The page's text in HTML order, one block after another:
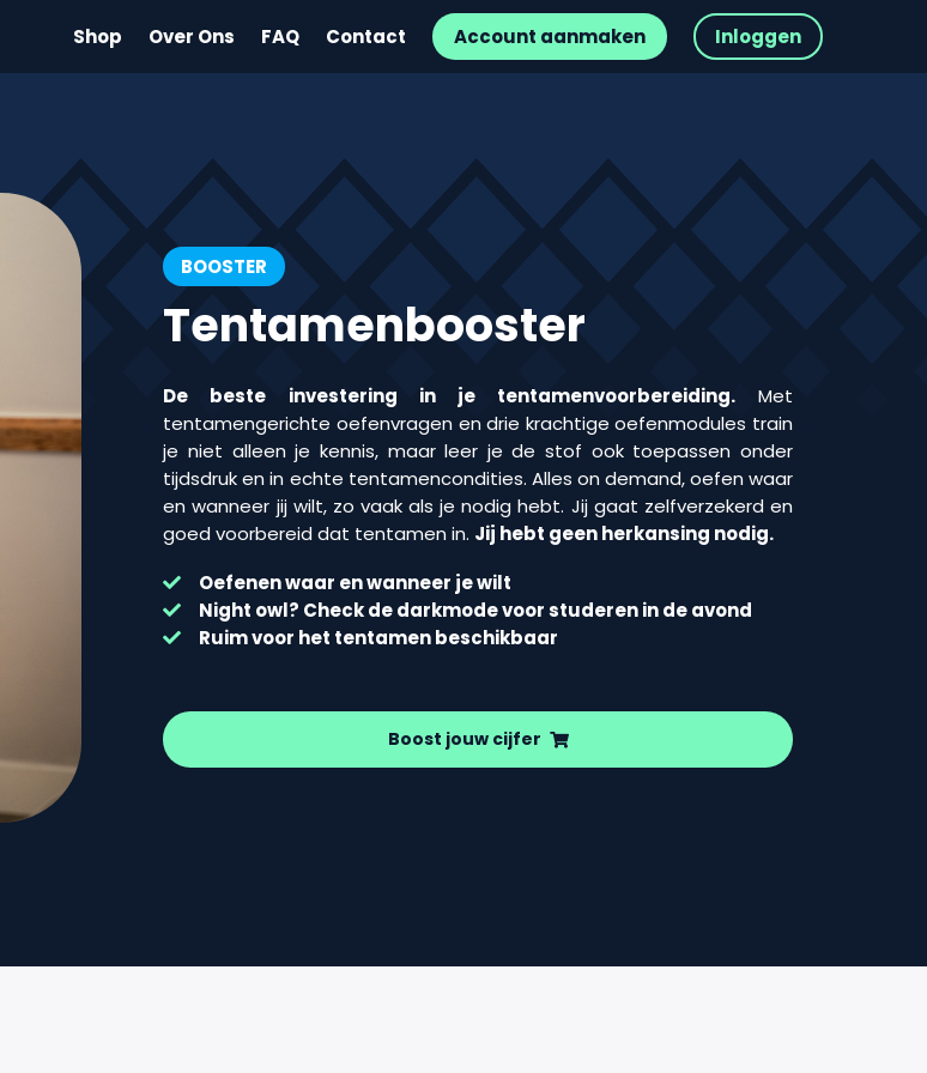
Shop Over Ons FAQ Contact Account aanmaken Inloggen
BOOSTER
Tentamenbooster
De beste investering in je tentamenvoorbereiding.Met
tentamengerichte oefenvragen en drie krachtige oefenmodules train
je niet alleen je kennis, maar leer je de stof ook toepassen onder
tijdsdruk en in echte tentamencondities. Alles on demand, oefen waar
en wanneer jij wilt, zo vaak als je nodig hebt. Jij gaat zelfverzekerd en
goed voorbereid dat tentamen in. Jij hebt geen herkansing nodig.
Oefenen waar en wanneer je wilt
Night owl? Check de darkmode voor studeren in de avond
Ruim voor het tentamen beschikbaar
Boost jouw cijfer